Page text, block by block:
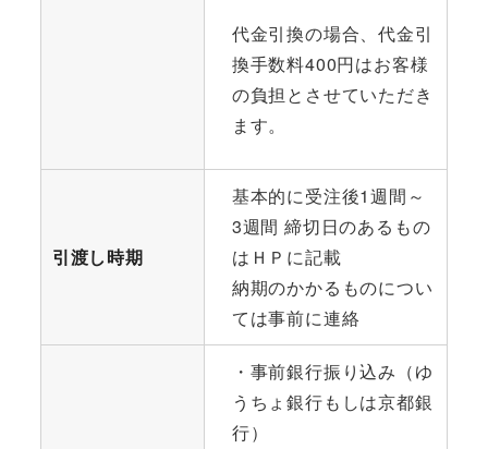
代金引換の場合、代金引
換手数料400円はお客様
の負担とさせていただき
ます。
引渡し時期
基本的に受注後1週間～
3週間 締切日のあるもの
はＨＰに記載
納期のかかるものについ
ては事前に連絡
・事前銀行振り込み（ゆ
うちょ銀行もしは京都銀
行）